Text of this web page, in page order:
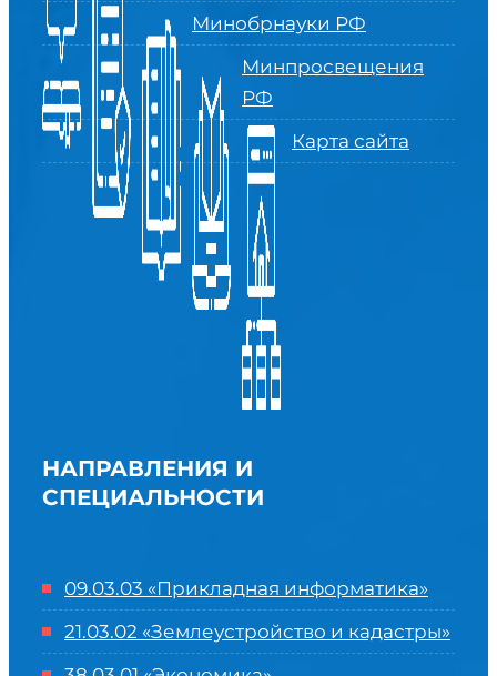
Минобрнауки РФ
Минпросвещения
РФ
Карта сайта
НАПРАВЛЕНИЯ И
СПЕЦИАЛЬНОСТИ
09.03.03 «Прикладная информатика»
21.03.02 «Землеустройство и кадастры»